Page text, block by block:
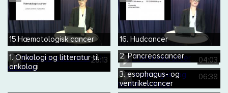
15.Hæmatologisk cancer 16. Hudcancer
28:13
1. Onkologi og litteratur til
onkologi
04:03
2. Pancreascancer
06:38
3. esophagus- og
ventrikelcancer